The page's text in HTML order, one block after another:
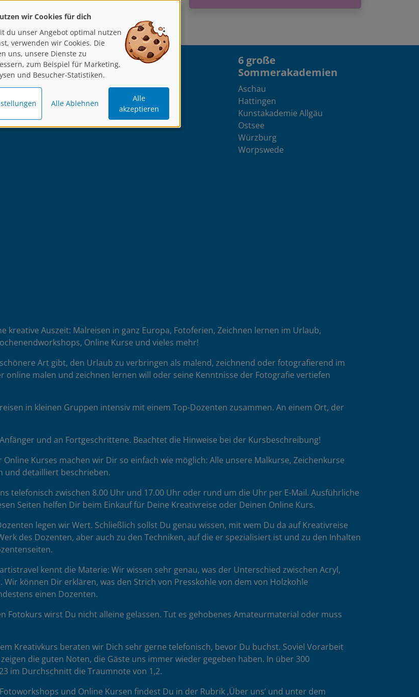
Programm
Malen/Zeichnen
Fotografieren
Kreatives Schreiben
Online Kurse
6 große
Sommerakademien
Aschau
Hattingen
Kunstakademie Allgäu
Ostsee
Würzburg
Worpswede
kreative Auszeit: Malreisen in ganz Europa, Fotoferien, Zeichnen lernen im Urlaub,
Online Kurse und vieles mehr!
Art gibt, den Urlaub zu verbringen als malend, zeichnend oder fotografierend im
online malen und zeichnen lernen will oder seine Kenntnisse der Fotografie vertiefen
in kleinen Gruppen intensiv mit einem Top-Dozenten zusammen. An einem Ort, der
und an Fortgeschrittene. Beachtet die Hinweise bei der Kursbeschreibung!
Kurses machen wir Dir so einfach wie möglich: Alle unsere Malkurse, Zeichenkurse
und detailliert beschrieben.
telefonisch zwischen 8.00 Uhr und 17.00 Uhr oder rund um die Uhr per E-Mail. Ausführliche
Seiten helfen Dir beim Einkauf für Deine Kreativreise oder Deinen Online Kurs.
legen wir Wert. Schließlich sollst Du genau wissen, mit wem Du da auf Kreativreise
des Dozenten, aber auch zu den Techniken, auf die er spezialisiert ist und zu den Inhalten
kennt die Materie: Wir wissen sehr genau, was der Unterschied zwischen Acryl,
können Dir erklären, was den Strich von Presskohle von dem von Holzkohle
einen Dozenten.
wirst Du nicht alleine gelassen. Tut es gehobenes Amateurmaterial oder muss
Kreativkurs beraten wir Dich sehr gerne telefonisch, bevor Du buchst. Soviel Vorarbeit
die guten Noten, die Gäste uns immer wieder gegeben haben. In über 300
im Durchschnitt die Traumnote von 1,2.
und Online Kursen findest Du in der Rubrik ‚Über uns’ und unter dem
wir Cookies für dich
du unser Angebot optimal nutzen
verwenden wir Cookies. Die
uns, unsere Dienste zu
zum Beispiel für Marketing,
und Besucher-Statistiken.
Alle Ablehnen
Alle
akzeptieren